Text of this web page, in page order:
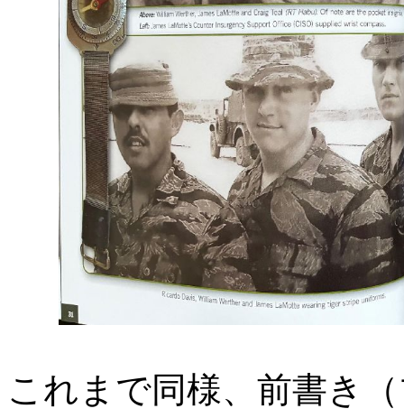
これまで同様、前書き